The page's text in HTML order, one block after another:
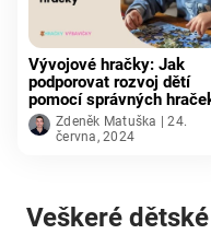
Vývojové hračky: Jak
podporovat rozvoj dětí
pomocí správných
Zdeněk Matuška | 24.
června, 2024
Veškeré